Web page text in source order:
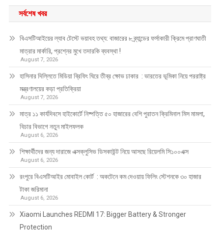
সর্বশেষ খবর
বিএসটিআইয়ের ল্যাব টেস্টে ভয়াবহ তথ্য: বাজারের ৮ ব্র্যান্ডের ফর্সাকারী ক্রিমে প্রাণঘাতী
মাত্রার মার্কারি, প্রশ্নের মুখে তদারকি ব্যবস্থা !
August 7, 2026
হাসিনার দিল্লিতে মিডিয়া ব্রিফিং ঘিরে তীব্র ক্ষোভ ঢাকার : ভারতের ভূমিকা নিয়ে পররাষ্ট্র
মন্ত্রণালয়ের কড়া প্রতিক্রিয়া
August 7, 2026
মাত্র ১১ কার্যদিবসে হাইকোর্টে নিষ্পত্তি ৫০ হাজারের বেশি পুরাতন ক্রিমিনাল মিস মামলা,
বিচার বিভাগে নতুন মাইলফলক
August 6, 2026
শিক্ষার্থীদের জন্য দারাজে এক্সক্লুসিভ ডিসকাউন্ট নিয়ে আসছে রিয়েলমি সি১০০এক্স
August 6, 2026
রংপুরে বিএসটিআইর মোবাইল কোর্ট : অকটেনে কম দেওয়ায় ফিলিং স্টেশনকে ৩০ হাজার
টাকা জরিমানা
August 6, 2026
Xiaomi Launches REDMI 17: Bigger Battery & Stronger
Protection